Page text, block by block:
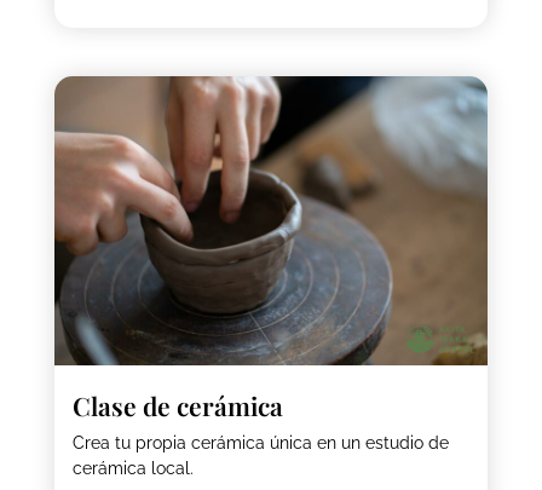
Clase de cerámica
Crea tu propia cerámica única en un estudio de
cerámica local.